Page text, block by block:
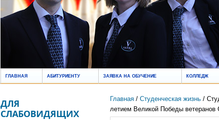
ГЛАВНАЯ АБИТУРИЕНТУ ЗАЯВКА НА ОБУЧЕНИЕ КОЛЛЕДЖ
Главная /Студенческая жизнь /
летием Великой Победы
ДЛЯ
СЛАБОВИДЯЩИХ